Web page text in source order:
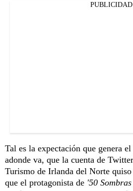
PUBLICIDAD
Tal es la expectación que genera
adonde va, que la cuenta de
Turismo de Irlanda del Norte
que el protagonista de '50